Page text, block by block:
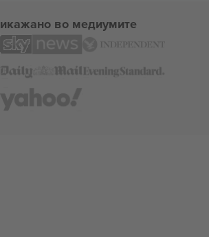
во медиумите